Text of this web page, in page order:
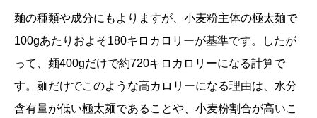
麺の種類や成分にもよりますが、小麦粉主体の極太麺で
100gあたりおよそ180キロカロリーが基準です。したが
って、麺400gだけで約720キロカロリーになる計算で
す。麺だけでこのような高カロリーになる理由は、水分
含有量が低い極太麺であることや、小麦粉割合が高いこ